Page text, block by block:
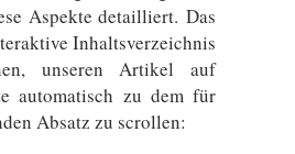
Aspekte detailliert. Das
Inhaltsverzeichnis
unseren Artikel auf
automatisch zu dem für
Absatz zu scrollen: